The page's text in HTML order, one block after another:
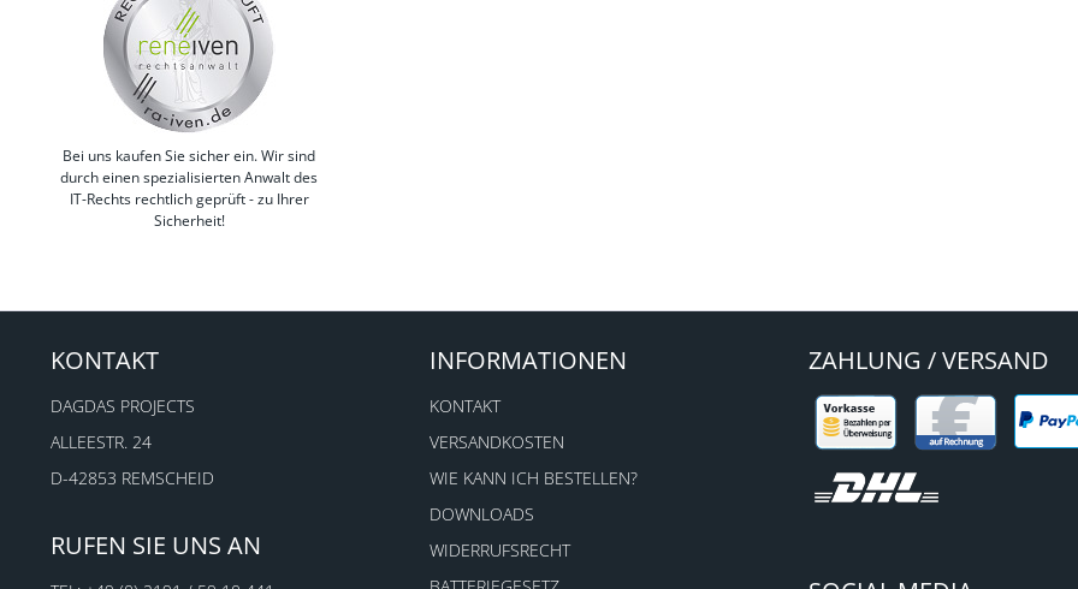
Bei uns kaufen Sie sicher ein. Wir sind
durch einen spezialisierten Anwalt des
IT-Rechts rechtlich geprüft - zu Ihrer
Sicherheit!
KONTAKT
DAGDAS PROJECTS
ALLEESTR. 24
D-42853 REMSCHEID
RUFEN SIE UNS AN
INFORMATIONEN
KONTAKT
VERSANDKOSTEN
WIE KANN ICH BESTELLEN?
DOWNLOADS
WIDERRUFSRECHT
ZAHLUNG / VERSAND